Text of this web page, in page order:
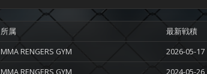
所属 最新戦積
MMA RENGERS GYM 2026-05-17
MMA RENGERS GYM 2024-05-26